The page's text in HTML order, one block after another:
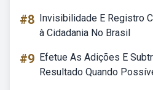
#8 Invisibilidade E Registro
à Cidadania No Brasil
#9 Efetue As Adições E
Resultado Quando